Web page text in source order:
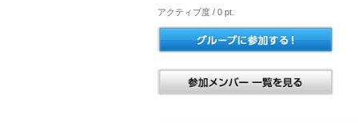
アクティブ度 / 0 pt.